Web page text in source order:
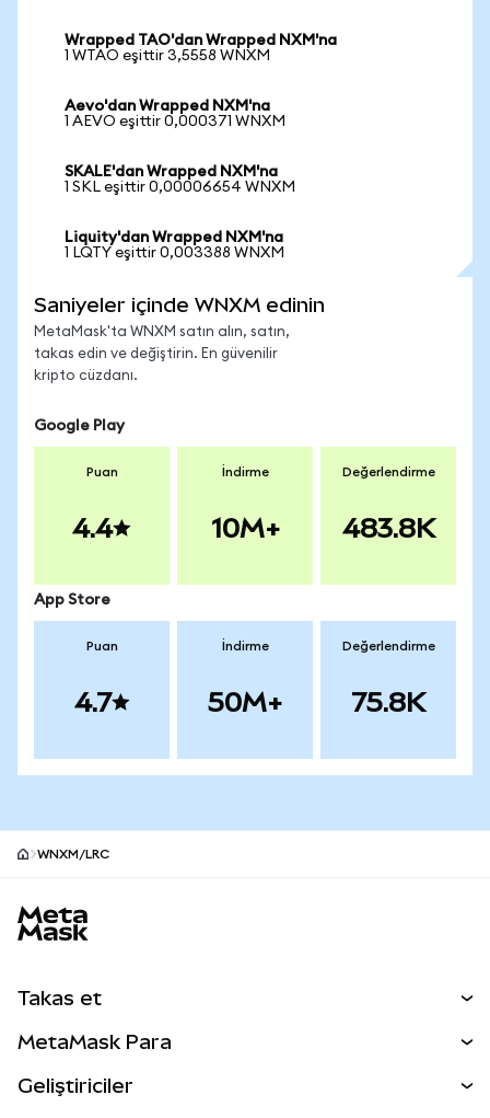
Wrapped TAO'dan Wrapped NXM'na
1 WTAO eşittir 3,5558 WNXM
Aevo'dan Wrapped NXM'na
1 AEVO eşittir 0,000371 WNXM
SKALE'dan Wrapped NXM'na
1 SKL eşittir 0,00006654 WNXM
Liquity'dan Wrapped NXM'na
1 LQTY eşittir 0,003388 WNXM
Saniyeler içinde WNXM edinin
MetaMask'ta WNXM satın alın, satın,
takas edin ve değiştirin. En güvenilir
kripto cüzdanı.
Google Play
Puan
4.4
İndirme
10M+
Değerlendirme
483.8K
App Store
Puan
4.7
İndirme
50M+
Değerlendirme
75.8K
WNXM/LRC
Takas et
Perps
MetaMask Para
Geliştiriciler